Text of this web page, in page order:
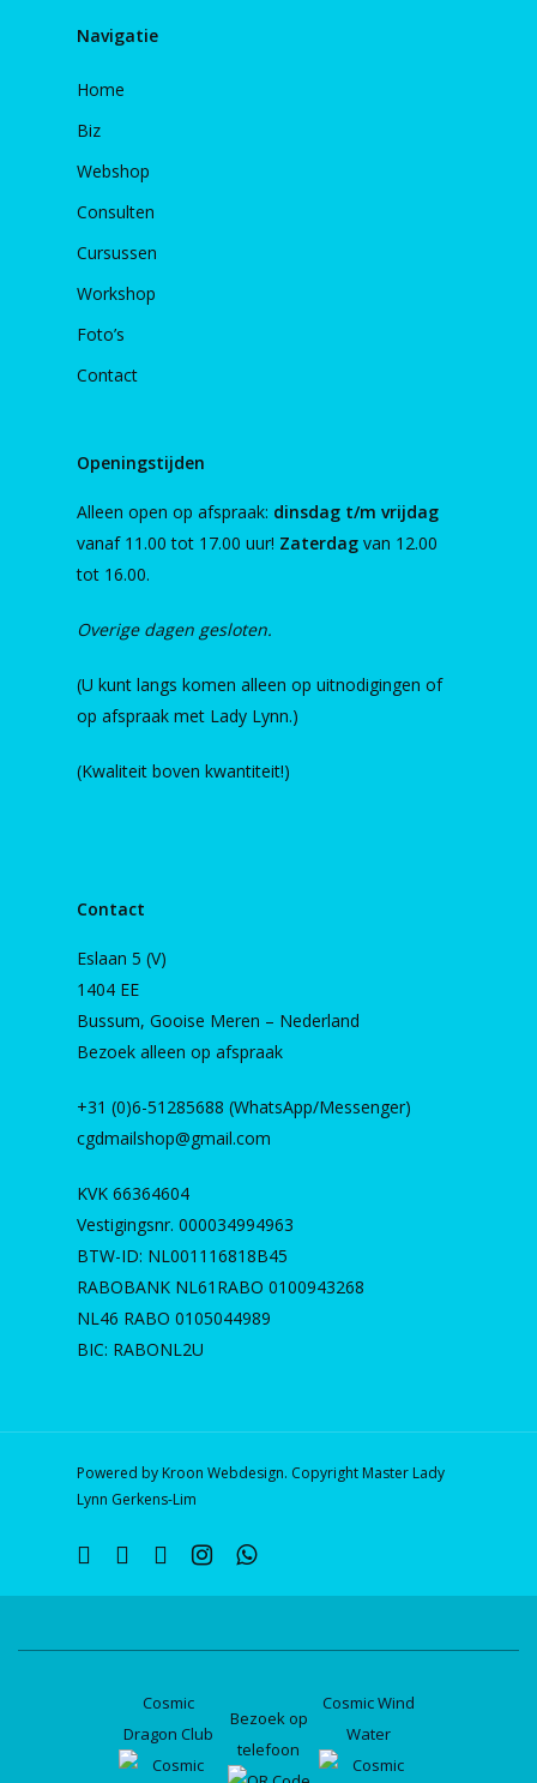
Navigatie
Home
Biz
Webshop
Consulten
Cursussen
Workshop
Foto’s
Contact
Openingstijden
Alleen open op afspraak: dinsdag t/m vrijdag
vanaf 11.00 tot 17.00 uur! Zaterdag van 12.00
tot 16.00.
Overige dagen gesloten.
(U kunt langs komen alleen op uitnodigingen of
op afspraak met Lady Lynn.)
(Kwaliteit boven kwantiteit!)
Contact
Eslaan 5 (V)
1404 EE
Bussum, Gooise Meren – Nederland
Bezoek alleen op afspraak
+31 (0)6-51285688 (WhatsApp/Messenger)
cgdmailshop@gmail.com
KVK 66364604
Vestigingsnr. 000034994963
BTW-ID: NL001116818B45
RABOBANK NL61RABO 0100943268
NL46 RABO 0105044989
BIC: RABONL2U
Powered by Kroon Webdesign. Copyright Master Lady
Lynn Gerkens-Lim
twitter facebooklinkedininstagramwhatsapp
Cosmic
Dragon Club
Bezoek op
telefoon
Cosmic Wind
Water